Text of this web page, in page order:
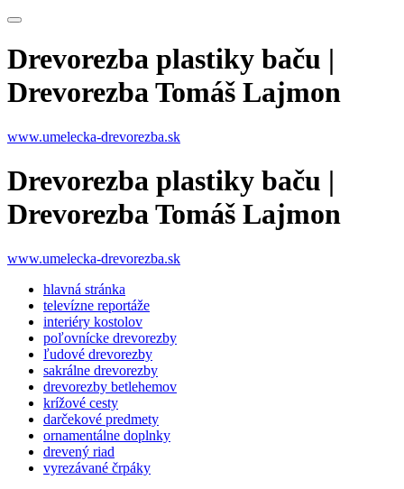
Drevorezba plastiky baču |
Drevorezba Tomáš Lajmon
www.umelecka-drevorezba.sk
Drevorezba plastiky baču |
Drevorezba Tomáš Lajmon
www.umelecka-drevorezba.sk
hlavná stránka
televízne reportáže
interiéry kostolov
poľovnícke drevorezby
ľudové drevorezby
sakrálne drevorezby
drevorezby betlehemov
krížové cesty
darčekové predmety
ornamentálne doplnky
drevený riad
vyrezávané črpáky